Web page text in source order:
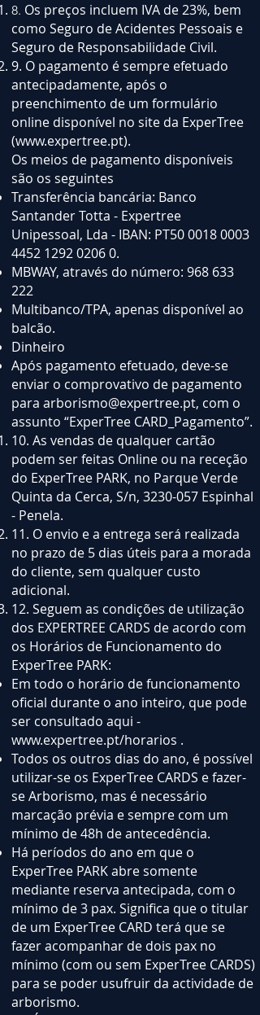
8.​ Os preços incluem IVA de 23%, bem
como Seguro de Acidentes Pessoais e
Seguro de Responsabilidade Civil.
9. O pagamento é sempre efetuado
antecipadamente, após o
preenchimento de um formulário
online disponível no site da ExperTree
(www.expertree.pt).
Os meios de pagamento disponíveis
são os seguintes
Transferência bancária: Banco
Santander Totta - Expertree
Unipessoal, Lda - IBAN: PT500018 0003
4452 12920206 0.
MBWAY, através do número: 968 633
222
Multibanco/TPA, apenas disponível ao
balcão.
Dinheiro
Após pagamento efetuado, deve-se
enviar o comprovativo de pagamento
para arborismo@expertree.pt, com o
assunto “ExperTree CARD_Pagamento”.
10. As vendas de qualquer cartão
podem ser feitas Online ou na receção
do ExperTree PARK, no Parque Verde
Quinta da Cerca, S/n, 3230-057 Espinhal
- Penela.
11. O envio e a entrega será realizada
no prazo de 5 dias úteis para a morada
do cliente, sem qualquer custo
adicional.
12. Seguem as condições de utilização
dos EXPERTREE CARDS de acordo com
os Horários de Funcionamento do
ExperTree PARK:
Em todo o horário de funcionamento
oficial durante o ano inteiro, que pode
ser consultado aqui -
www.expertree.pt/horarios .
Todos os outros dias do ano, é possível
utilizar-se os ExperTree CARDS e fazer-
se Arborismo, mas é necessário
marcação prévia e sempre com um
mínimo de 48h de antecedência.
Há períodos do ano em que o
ExperTree PARK abre somente
mediante reserva antecipada, com o
mínimo de 3 pax. Significa que o titular
de um ExperTree CARD terá que se
fazer acompanhar de dois pax no
mínimo (com ou sem ExperTree CARDS)
para se poder usufruir da actividade de
arborismo.